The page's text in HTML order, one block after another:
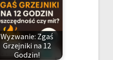
Wyzwanie: Zgaś
Grzejniki na 12
Godzin!